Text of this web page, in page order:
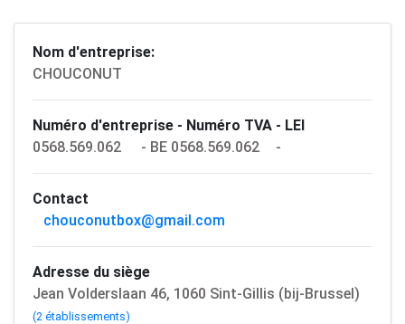
Nom d'entreprise:
CHOUCONUT
Numéro d'entreprise - Numéro TVA - LEI
0568.569.062
- BE 0568.569.062 -
Contact
chouconutbox@gmail.com
Adresse du siège
Jean Volderslaan 46, 1060 Sint-Gillis (bij-Brussel)
(2 établissements)